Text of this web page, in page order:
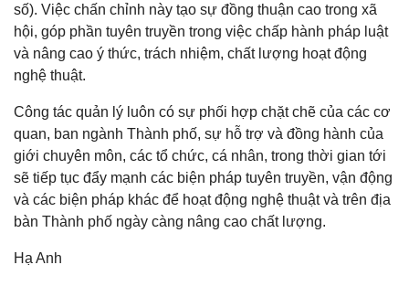
số). Việc chấn chỉnh này tạo sự đồng thuận cao trong xã
hội, góp phần tuyên truyền trong việc chấp hành pháp luật
và nâng cao ý thức, trách nhiệm, chất lượng hoạt động
nghệ thuật.
Công tác quản lý luôn có sự phối hợp chặt chẽ của các cơ
quan, ban ngành Thành phố, sự hỗ trợ và đồng hành của
giới chuyên môn, các tổ chức, cá nhân, trong thời gian tới
sẽ tiếp tục đẩy mạnh các biện pháp tuyên truyền, vận động
và các biện pháp khác để hoạt động nghệ thuật và trên địa
bàn Thành phố ngày càng nâng cao chất lượng.
Hạ Anh